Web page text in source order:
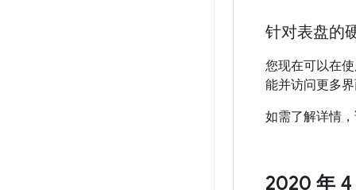
针对表盘的
您现在可以在
能并访问更多
如需了解详情
2020 年 4